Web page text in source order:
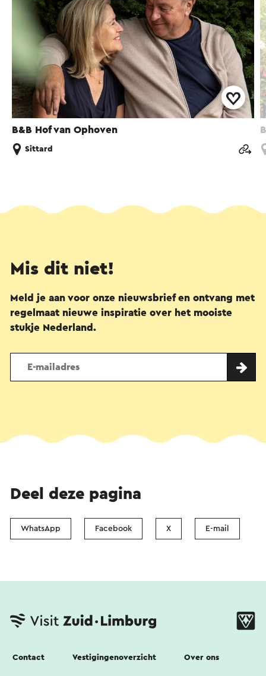
B&B Hof van Ophoven
Sittard
Mis dit niet!
Meld je aan voor onze nieuwsbrief en ontvang met
regelmaat nieuwe inspiratie over het mooiste
stukje Nederland.
Deel deze pagina
WhatsApp Facebook X E-mail
Contact Vestigingenoverzicht Over ons